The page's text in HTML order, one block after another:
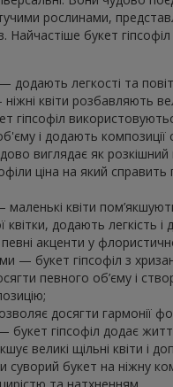
рослинами,
Найчастіше букет
додають легкості та
квіти розбавляють
гіпсофіл
і додають композиції
виглядає як розкішний
ціна на який
квіти
квітки, додають легкість і
акценти у
— букет гіпсофіл з
певного об’єму і
досягти гармонії
букет гіпсофіл додає
великі щільні квіти і
суворий букет на ніжну
та натхненням.